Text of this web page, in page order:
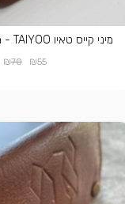
מיני קייס טאיו TAIYOO - חום - CROWN
₪55
₪70